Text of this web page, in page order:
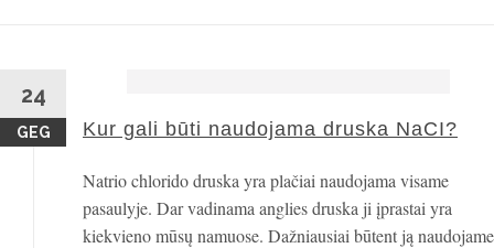
24
GEG Kur gali būti naudojama druska NaCI?
Natrio chlorido druska yra plačiai naudojama visame
pasaulyje. Dar vadinama anglies druska ji įprastai yra
kiekvieno mūsų namuose. Dažniausiai būtent ją naudojame